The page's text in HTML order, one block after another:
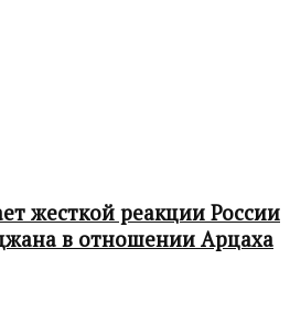
жесткой реакции России
в отношении Арцаха